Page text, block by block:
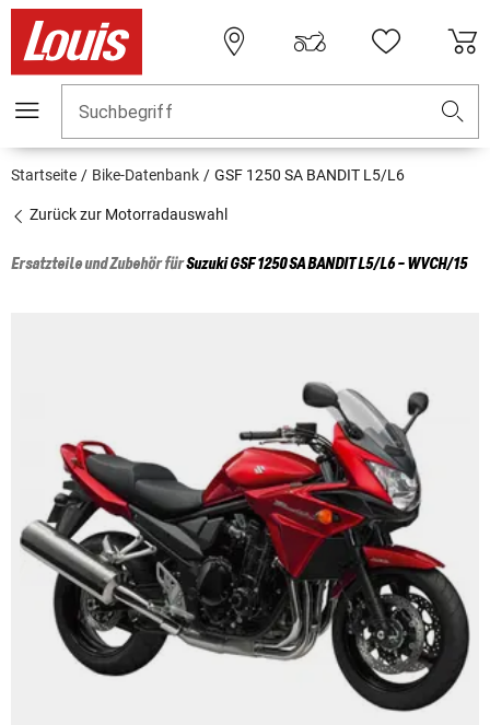
Suchbegriff
Startseite Bike-Datenbank GSF 1250 SA BANDIT L5/L6
Zurück zur Motorradauswahl
Ersatzteile und Zubehör fürSuzukiGSF 1250 SA BANDIT L5/L6 - WVCH/15